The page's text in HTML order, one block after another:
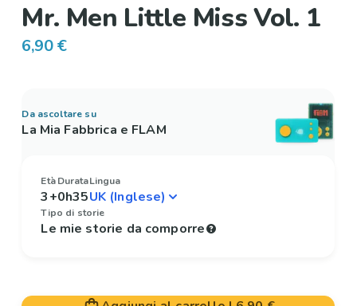
Mr. Men Little Miss Vol. 1
6,90 €
Da ascoltare su
La Mia Fabbrica e FLAM
Età
3+
Durata
0h35
Lingua
Tipo di storie
Le mie storie da comporre